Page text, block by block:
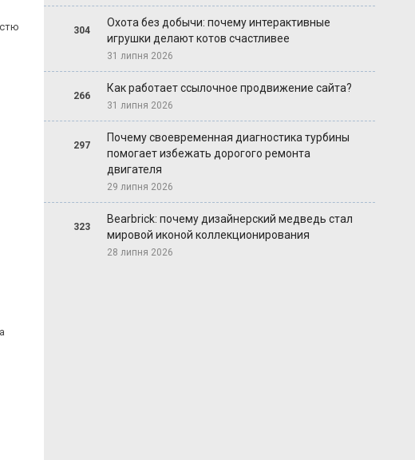
304
Охота без добычи: почему интерактивные
игрушки делают котов счастливее
31 липня 2026
266
Как работает ссылочное продвижение сайта?
31 липня 2026
297
Почему своевременная диагностика турбины
помогает избежать дорогого ремонта
двигателя
29 липня 2026
323
Bearbrick: почему дизайнерский медведь стал
мировой иконой коллекционирования
28 липня 2026